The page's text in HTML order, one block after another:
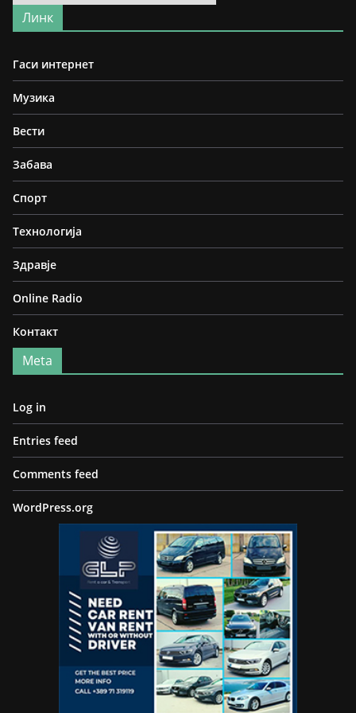
Линк
Гаси интернет
Музика
Вести
Забава
Спорт
Технологија
Здравје
Online Radio
Контакт
Meta
Log in
Entries feed
Comments feed
WordPress.org